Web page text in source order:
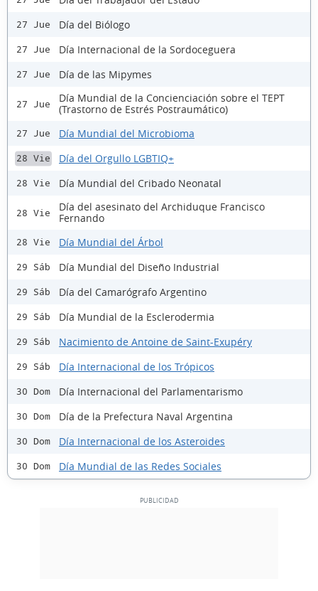
27 Jue Día del Biólogo
27 Jue Día Internacional de la Sordoceguera
27 Jue Día de las Mipymes
27 Jue
Día Mundial de la Concienciación sobre el TEPT
(Trastorno de Estrés Postraumático)
27 Jue Día Mundial del Microbioma
28 Vie Día del Orgullo LGBTIQ+
28 Vie Día Mundial del Cribado Neonatal
28 Vie
Día del asesinato del Archiduque Francisco
Fernando
28 Vie Día Mundial del Árbol
29 Sáb Día Mundial del Diseño Industrial
29 Sáb Día del Camarógrafo Argentino
29 Sáb Día Mundial de la Esclerodermia
29 Sáb Nacimiento de Antoine de Saint-Exupéry
29 Sáb Día Internacional de los Trópicos
30 Dom Día Internacional del Parlamentarismo
30 Dom Día de la Prefectura Naval Argentina
30 Dom Día Internacional de los Asteroides
30 Dom Día Mundial de las Redes Sociales